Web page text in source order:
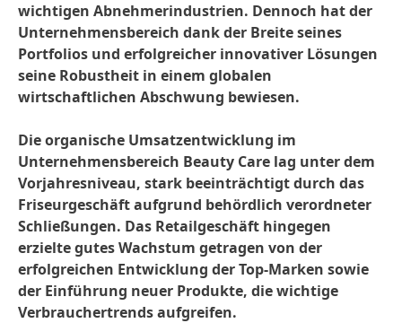
wichtigen Abnehmerindustrien. Dennoch hat der
Unternehmensbereich dank der Breite seines
Portfolios und erfolgreicher innovativer Lösungen
seine Robustheit in einem globalen
wirtschaftlichen Abschwung bewiesen.
Die organische Umsatzentwicklung im
Unternehmensbereich Beauty Care lag unter dem
Vorjahresniveau, stark beeinträchtigt durch das
Friseurgeschäft aufgrund behördlich verordneter
Schließungen. Das Retailgeschäft hingegen
erzielte gutes Wachstum getragen von der
erfolgreichen Entwicklung der Top-Marken sowie
der Einführung neuer Produkte, die wichtige
Verbrauchertrends aufgreifen.